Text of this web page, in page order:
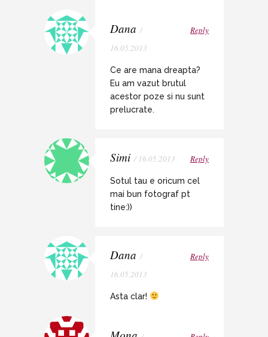
Dana /
16.05.2013
Reply
Ce are mana dreapta?
Eu am vazut brutul
acestor poze si nu sunt
prelucrate.
Simi / 16.05.2013 Reply
Sotul tau e oricum cel
mai bun fotograf pt
tine:))
Dana /
16.05.2013
Reply
Asta clar!